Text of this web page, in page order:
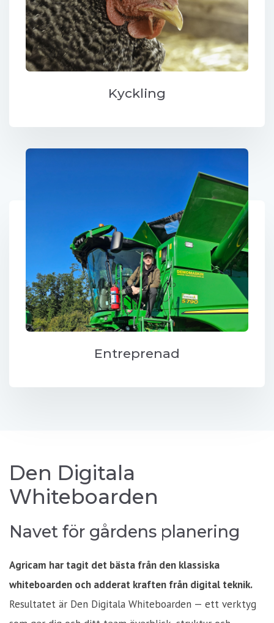
Kyckling
Entreprenad
Den Digitala
Whiteboarden
Navet för gårdens planering
Agricam har tagit det bästa från den klassiska
whiteboarden och adderat kraften från digital teknik.
Resultatet är Den Digitala Whiteboarden — ett verktyg